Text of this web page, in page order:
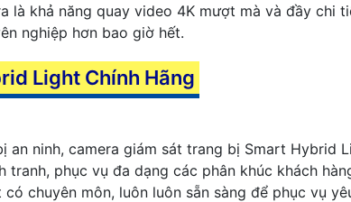
là khả năng quay video 4K mượt mà và đầy chi
nghiệp hơn bao giờ hết.
Light Chính Hãng
ninh, camera giám sát trang bị Smart Hybrid
phục vụ đa dạng các phân khúc khách
chuyên môn, luôn luôn sẵn sàng để phục vụ